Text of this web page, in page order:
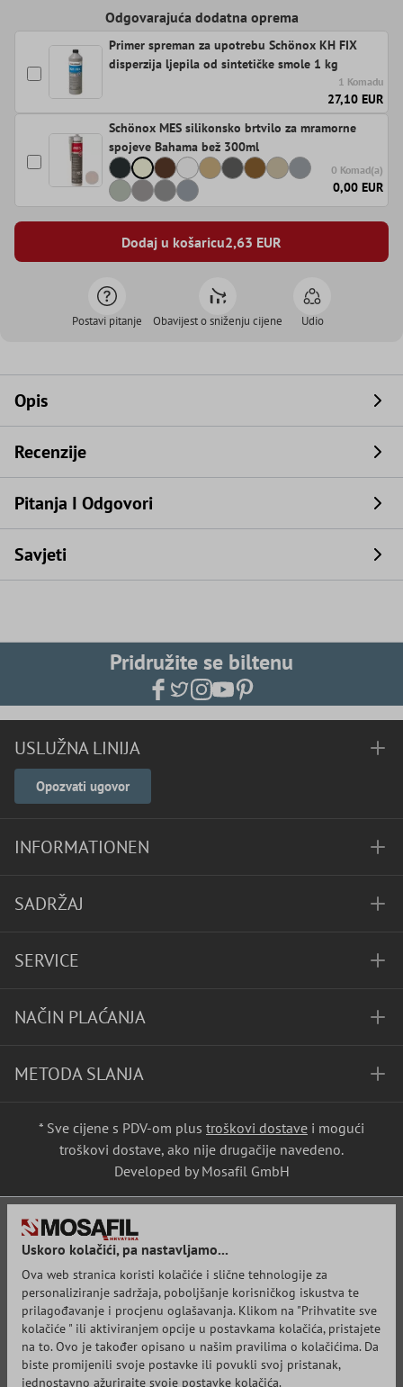
Odgovarajuća dodatna oprema
Primer spreman za upotrebu Schönox KH FIX
disperzija ljepila od sintetičke smole 1 kg
1 Komadu
27,10 EUR
Schönox MES silikonsko brtvilo za mramorne
spojeve Bahama bež 300ml
0 Komad(a)
0,00 EUR
Dodaj u košaricu2,63 EUR
Postavi pitanje Obavijest o sniženju cijene Udio
Opis
Recenzije
Pitanja I Odgovori
Savjeti
Pridružite se biltenu
USLUŽNA LINIJA
Opozvati ugovor
INFORMATIONEN
SADRŽAJ
SERVICE
NAČIN PLAĆANJA
METODA SLANJA
* Sve cijene s PDV-om plus troškovi dostave i mogući
troškovi dostave, ako nije drugačije navedeno.
Developed by Mosafil GmbH
Uskoro kolačići, pa nastavljamo...
Ova web stranica koristi kolačiće i slične tehnologije za
personaliziranje sadržaja, poboljšanje korisničkog iskustva te
prilagođavanje i procjenu oglašavanja. Klikom na "Prihvatite sve
kolačiće " ili aktiviranjem opcije u postavkama kolačića, pristajete
na to. Ovo je također opisano u našim pravilima o kolačićima. Da
biste promijenili svoje postavke ili povukli svoj pristanak,
jednostavno ažurirajte svoje postavke kolačića.